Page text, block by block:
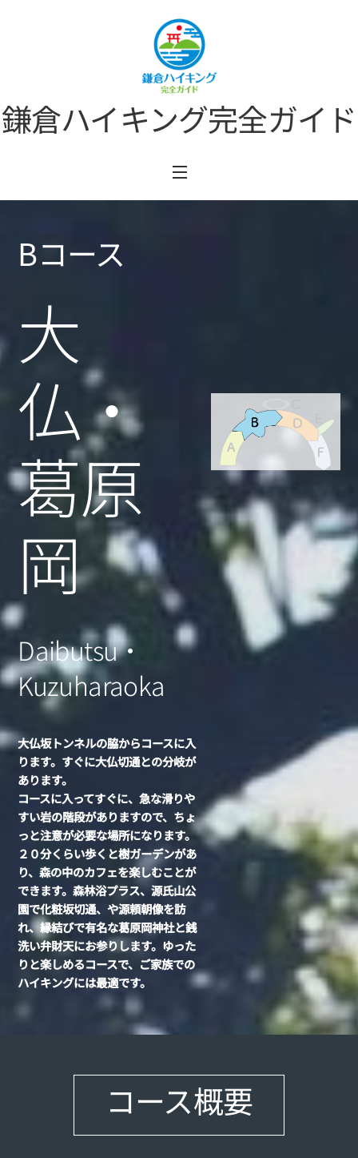
鎌倉ハイキング完全ガイド
Menu
Bコース
大
仏・
葛原
岡
Daibutsu・
Kuzuharaoka
大仏坂トンネルの脇からコースに入
ります。すぐに大仏切通との分岐が
あります。
コースに入ってすぐに、急な滑りや
すい岩の階段がありますので、ちょ
っと注意が必要な場所になります。
２０分くらい歩くと樹ガーデンがあ
り、森の中のカフェを楽しむことが
できます。森林浴プラス、源氏山公
園で化粧坂切通、や源頼朝像を訪
れ、縁結びで有名な葛原岡神社と銭
洗い弁財天にお参りします。ゆった
りと楽しめるコースで、ご家族での
ハイキングには最適です。
コース概要